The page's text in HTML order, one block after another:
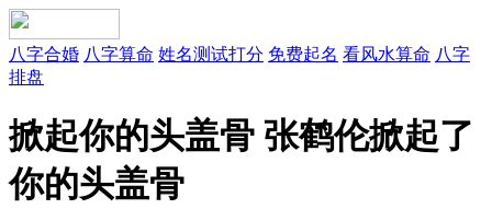
八字合婚 八字算命 姓名测试打分 免费起名 看风水算命 八字
排盘
掀起你的头盖骨 张鹤伦掀起了
你的头盖骨